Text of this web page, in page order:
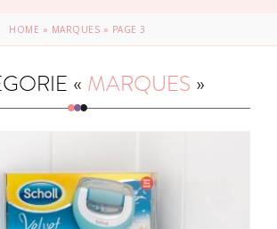
HOME » MARQUES » PAGE 3
« MARQUES »